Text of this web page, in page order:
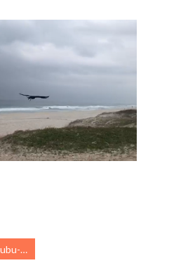
Atratus)